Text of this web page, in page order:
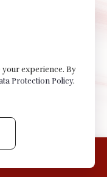
your experience. By
Protection Policy.